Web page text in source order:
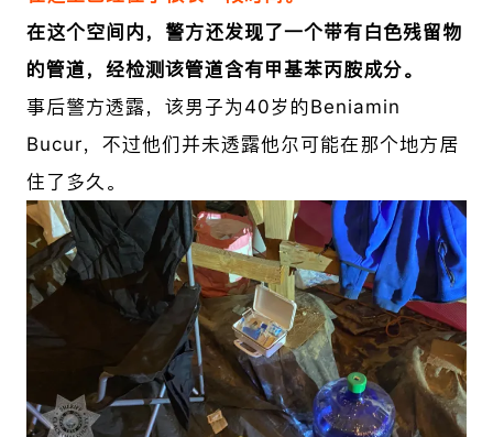
在这个空间内，警方还发现了一个带有白色残留物
的管道，经检测该管道含有甲基苯丙胺成分。
事后警方透露，该男子为40岁的Beniamin
Bucur，不过他们并未透露他尔可能在那个地方居
住了多久。